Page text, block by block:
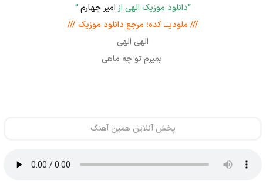
“دانلود موزیک الهی ازامیر چهارم“
/// ملودیـــ کده؛ مرجع دانلود موزیک ///
الهی الهی
بمیرم تو چه ماهی
پخش آنلاین همین آهنگ